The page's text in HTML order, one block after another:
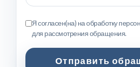
Я согласен(на) на обработку
для рассмотрения обращения.
Отправить